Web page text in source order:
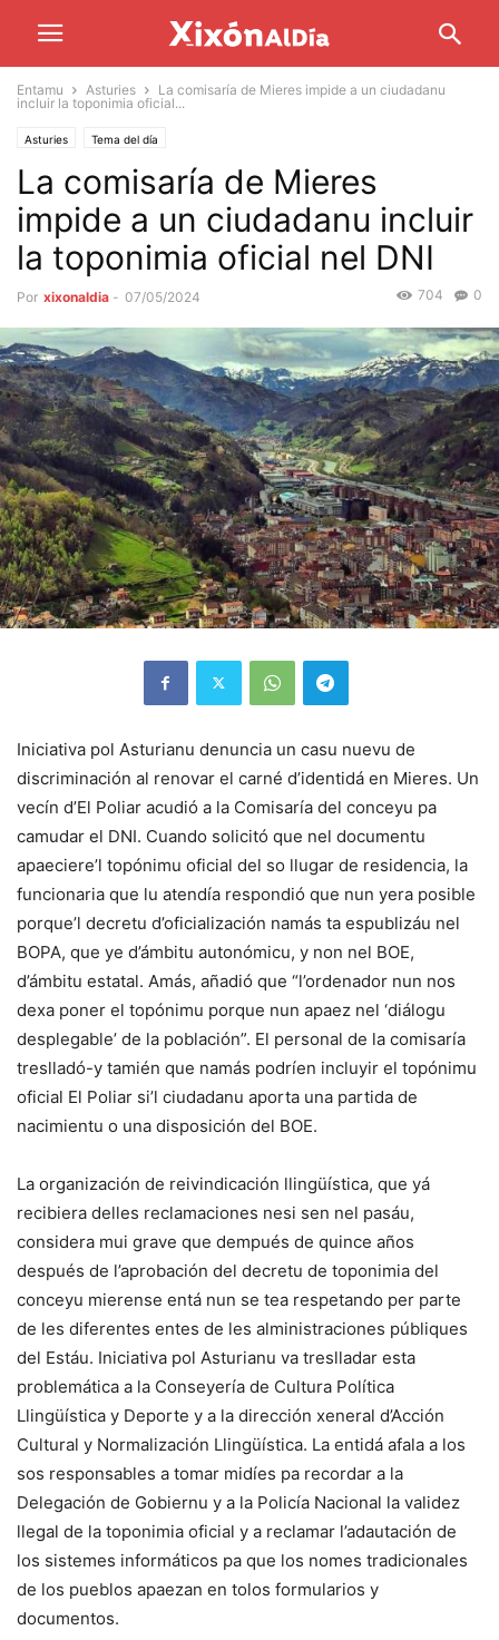
Entamu Asturies
La comisaría de Mieres impide a un ciudadanu
incluir la toponimia oficial...
Asturies Tema del día
La comisaría de Mieres
impide a un ciudadanu incluir
la toponimia oficial nel DNI
Por xixonaldia - 07/05/2024 0
704
Iniciativa pol Asturianu denuncia un casu nuevu de
discriminación al renovar el carné d’identidá en Mieres. Un
vecín d’El Poliar acudió a la Comisaría del conceyu pa
camudar el DNI. Cuando solicitó que nel documentu
apaeciere’l topónimu oficial del so llugar de residencia, la
funcionaria que lu atendía respondió que nun yera posible
porque’l decretu d’oficialización namás ta espublizáu nel
BOPA, que ye d’ámbitu autonómicu, y non nel BOE,
d’ámbitu estatal. Amás, añadió que “l’ordenador nun nos
dexa poner el topónimu porque nun apaez nel ‘diálogu
desplegable’ de la población”. El personal de la comisaría
treslladó-y tamién que namás podríen incluyir el topónimu
oficial El Poliar si’l ciudadanu aporta una partida de
nacimientu o una disposición del BOE.
La organización de reivindicación llingüística, que yá
recibiera delles reclamaciones nesi sen nel pasáu,
considera mui grave que dempués de quince años
después de l’aprobación del decretu de toponimia del
conceyu mierense entá nun se tea respetando per parte
de les diferentes entes de les alministraciones públiques
del Estáu. Iniciativa pol Asturianu va treslladar esta
problemática a la Conseyería de Cultura Política
Llingüística y Deporte y a la dirección xeneral d’Acción
Cultural y Normalización Llingüística. La entidá afala a los
sos responsables a tomar midíes pa recordar a la
Delegación de Gobiernu y a la Policía Nacional la validez
llegal de la toponimia oficial y a reclamar l’adautación de
los sistemes informáticos pa que los nomes tradicionales
de los pueblos apaezan en tolos formularios y
documentos.